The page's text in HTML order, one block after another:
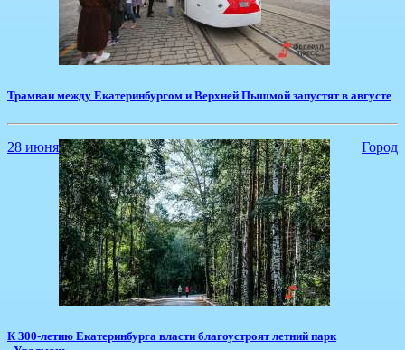
Трамваи между Екатеринбургом и Верхней Пышмой запустят в августе
28 июня Город
К 300-летию Екатеринбурга власти благоустроят летний парк